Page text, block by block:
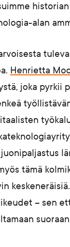
alan
Henrietta
joka pyrkii
tämä
– sen